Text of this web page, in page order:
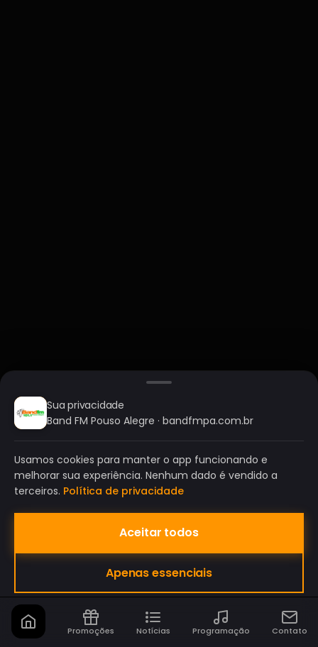
BAND FM POUSO ALEGRE
A SUA RÁDIO DO SEU JEITO!
Sua privacidade
Band FM Pouso Alegre · bandfmpa.com.br
Usamos cookies para manter o app funcionando e
melhorar sua experiência. Nenhum dado é vendido a
terceiros. Política de privacidade
Aceitar todos
Apenas essenciais
Promoções Notícias Programação Contato